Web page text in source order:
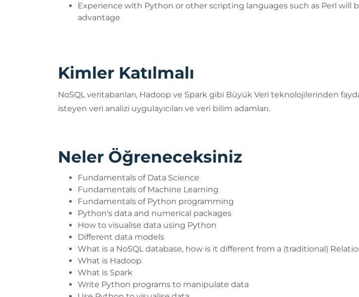
Experience with Python or other scripting languages such as Perl will
advantage
Kimler Katılmalı
NoSQL veritabanları, Hadoop ve Spark gibi Büyük Veri teknolojilerinden
isteyen veri analizi uygulayıcıları ve veri bilim adamları.
Neler Öğreneceksiniz
Fundamentals of Data Science
Fundamentals of Machine Learning
Fundamentals of Python programming
Python's data and numerical packages
How to visualise data using Python
Different data models
What is a NoSQL database, how is it different from a (traditional)
What is Hadoop
What is Spark
Write Python programs to manipulate data